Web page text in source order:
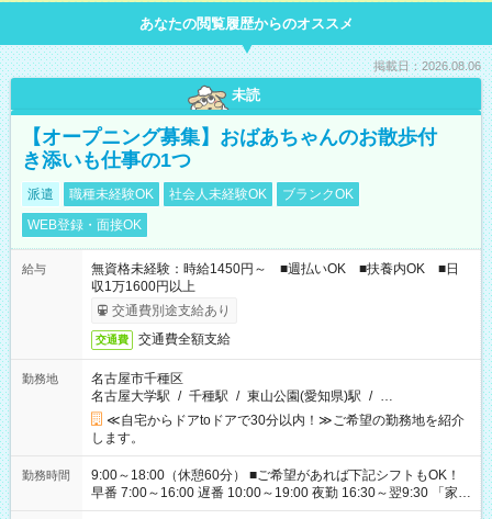
あなたの閲覧履歴からのオススメ
掲載日：2026.08.06
未読
【オープニング募集】おばあちゃんのお散歩付
き添いも仕事の1つ
派遣 職種未経験OK 社会人未経験OK
ブランクOK
WEB登録・面接OK
給与
無資格未経験：時給1450円～ ■週払いOK ■扶養内OK ■日
収1万1600円以上
交通費別途支給あり
交通費 交通費全額支給
勤務地
名古屋市千種区
名古屋大学駅 / 千種駅 / 東山公園(愛知県)駅 / …
≪自宅からドアtoドアで30分以内！≫ご希望の勤務地を紹介
します。
勤務時間
9:00～18:00（休憩60分） ■ご希望があれば下記シフトもOK！
早番 7:00～16:00 遅番 10:00～19:00 夜勤 16:30～翌9:30 「家族
と休みを合わせたい」 「余裕を持って夕飯の準備がしたい」